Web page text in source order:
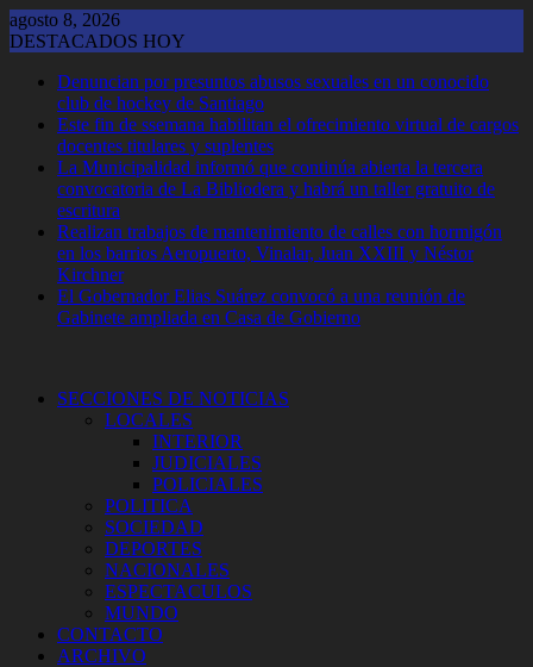
Saltar
al
agosto 8, 2026
DESTACADOS HOY
Denuncian por presuntos abusos sexuales en un conocido
club de hockey de Santiago
Este fin de ssemana habilitan el ofrecimiento virtual de cargos
docentes titulares y suplentes
La Municipalidad informó que continúa abierta la tercera
convocatoria de La Bibliodera y habrá un taller gratuito de
escritura
Realizan trabajos de mantenimiento de calles con hormigón
en los barrios Aeropuerto, Vinalar, Juan XXIII y Néstor
Kirchner
El Gobernador Elias Suárez convocó a una reunión de
Gabinete ampliada en Casa de Gobierno
SECCIONES DE NOTICIAS
LOCALES
INTERIOR
JUDICIALES
POLICIALES
POLITICA
SOCIEDAD
DEPORTES
NACIONALES
ESPECTACULOS
MUNDO
CONTACTO
ARCHIVO